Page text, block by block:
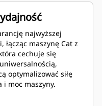
najwyższej
łącząc maszynę Cat z
cechuje się
optymalizować siłę
i moc maszyny.